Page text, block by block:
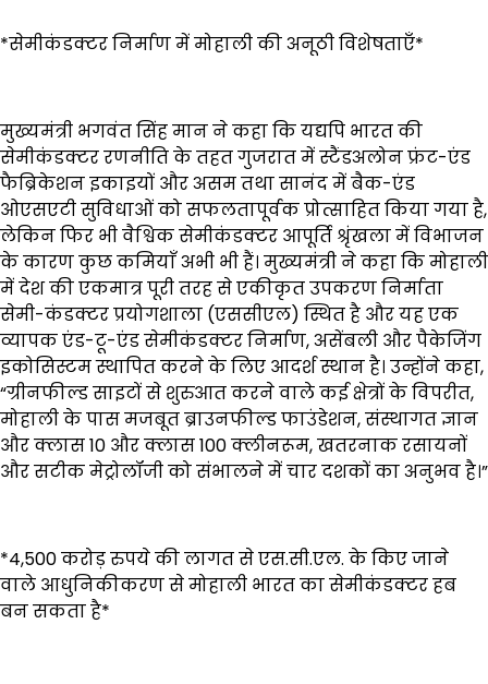
*सेमीकंडक्टर निर्माण में मोहाली की अनूठी विशेषताएँ*
मुख्यमंत्री भगवंत सिंह मान ने कहा कि यद्यपि भारत की
सेमीकंडक्टर रणनीति के तहत गुजरात में स्टैंडअलोन फ्रंट-एंड
फैब्रिकेशन इकाइयों और असम तथा सानंद में बैक-एंड
ओएसएटी सुविधाओं को सफलतापूर्वक प्रोत्साहित किया गया है,
लेकिन फिर भी वैश्विक सेमीकंडक्टर आपूर्ति श्रृंखला में विभाजन
के कारण कुछ कमियाँ अभी भी हैं। मुख्यमंत्री ने कहा कि मोहाली
में देश की एकमात्र पूरी तरह से एकीकृत उपकरण निर्माता
सेमी-कंडक्टर प्रयोगशाला (एससीएल) स्थित है और यह एक
व्यापक एंड-टू-एंड सेमीकंडक्टर निर्माण, असेंबली और पैकेजिंग
इकोसिस्टम स्थापित करने के लिए आदर्श स्थान है। उन्होंने कहा,
“ग्रीनफील्ड साइटों से शुरुआत करने वाले कई क्षेत्रों के विपरीत,
मोहाली के पास मजबूत ब्राउनफील्ड फाउंडेशन, संस्थागत ज्ञान
और क्लास 10 और क्लास 100 क्लीनरूम, खतरनाक रसायनों
और सटीक मेट्रोलॉजी को संभालने में चार दशकों का अनुभव है।”
*4,500 करोड़ रुपये की लागत से एस.सी.एल. के किए जाने
वाले आधुनिकीकरण से मोहाली भारत का सेमीकंडक्टर हब
बन सकता है*